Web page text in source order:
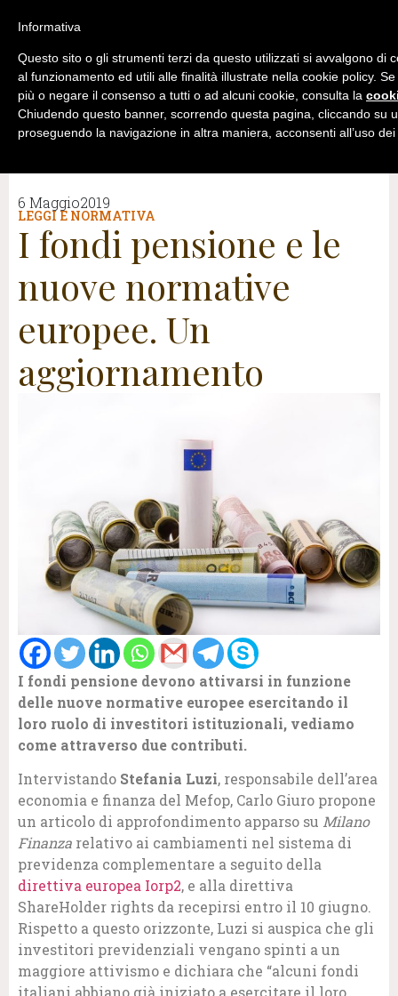
6 Maggio2019
LEGGI E NORMATIVA
I fondi pensione e le
nuove normative
europee. Un
aggiornamento
I fondi pensione devono attivarsi in funzione
delle nuove normative europee esercitando il
loro ruolo di investitori istituzionali, vediamo
come attraverso due contributi.
Intervistando Stefania Luzi, responsabile dell’area
economia e finanza del Mefop, Carlo Giuro propone
un articolo di approfondimento apparso su Milano
Finanza relativo ai cambiamenti nel sistema di
previdenza complementare a seguito della
direttiva europea Iorp2, e alla direttiva
ShareHolder rights da recepirsi entro il 10 giugno.
Rispetto a questo orizzonte, Luzi si auspica che gli
investitori previdenziali vengano spinti a un
maggiore attivismo e dichiara che “alcuni fondi
italiani abbiano già iniziato a esercitare il loro
Informativa
Questo sito o gli strumenti terzi da questo utilizzati si avvalgono di
al funzionamento ed utili alle finalità illustrate nella cookie policy.
più o negare il consenso a tutti o ad alcuni cookie, consulta la
Chiudendo questo banner, scorrendo questa pagina, cliccando su
proseguendo la navigazione in altra maniera, acconsenti all’uso